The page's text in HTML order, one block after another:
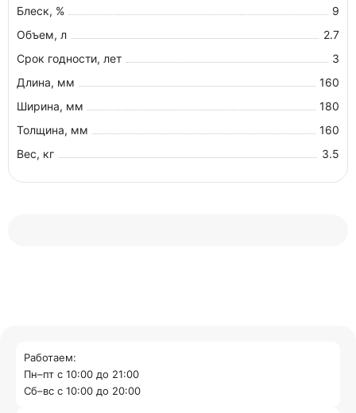
Блеск, %
9
Объем, л
2.7
Срок годности, лет
3
Длина, мм
160
Ширина, мм
180
Толщина, мм
160
Вес, кг
3.5
Работаем:
Пн–пт с 10:00 до 21:00
Cб–вс с 10:00 до 20:00